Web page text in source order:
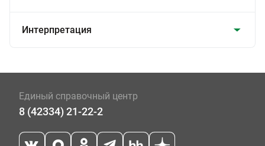
Интерпретация
Единый справочный центр
8 (42334) 21-22-2